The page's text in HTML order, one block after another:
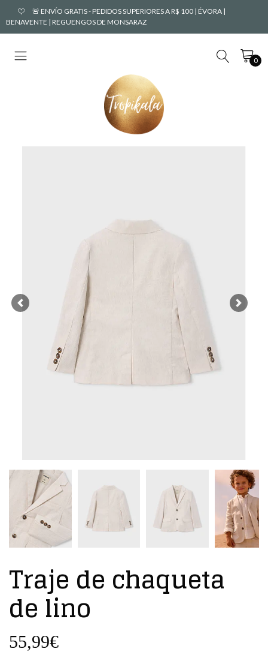
🚨 ENVÍO GRATIS - PEDIDOS SUPERIORES A R$ 100 | ÉVORA |
BENAVENTE | REGUENGOS DE MONSARAZ
0
Previous Next
Traje de chaqueta
de lino
55,99€